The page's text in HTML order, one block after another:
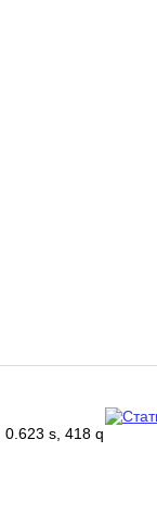
0.623 s, 418 q